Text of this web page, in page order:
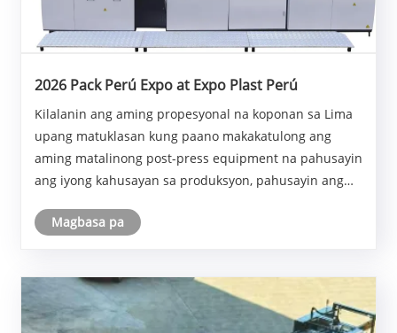
2026 Pack Perú Expo at Expo Plast Perú
Kilalanin ang aming propesyonal na koponan sa Lima
upang matuklasan kung paano makakatulong ang
aming matalinong post-press equipment na pahusayin
ang iyong kahusayan sa produksyon, pahusayin ang
ng negosyo.
Magbasa pa